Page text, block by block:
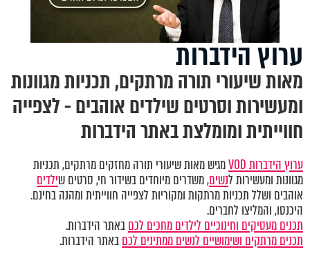
ערוץ הידברות
מאות שיעורי תורה מרתקים, תכניות מגוונות
ומעשירות וסרטים שילדים אוהבים - לצפייה
חווייתית ומומלצת באתר הידברות
ערוץ הידברות VOD
מגיש מאות שיעורי תורה מחזקים מרתקים, תכניות
מגוונות ומעשירות לנשים, משדרים מיוחדים בשידור חי, סרטים שילדים
אוהבים ושלל תכניות מרתקות ומקוריות לצפייה חווייתית ומהנה בחינם.
היכנסו, והמליצו לחברים.
תכנים מעסיקים וחינוכיים לילדים מחכים לכםבאתר הידברות.
תכנים מרתקים ושימושיים לנשים ממתינים לכםבאתר הידברות.